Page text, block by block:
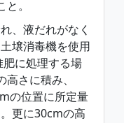
。
、液だれがなく
壌消毒機を使用
に処理する場
さに積み、
の位置に所定量
更に30cmの高